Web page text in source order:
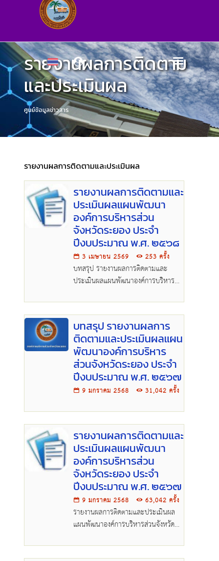
รายงานผลการติดตาม
และประเมินผล
ศูนย์ข้อมูลข่าวสาร
รายงานผลการติดตามและประเมินผล
รายงานผลการติดตามและ
ประเมินผลแผนพัฒนา
องค์การบริหารส่วน
จังหวัดระยอง ประจำ
ปีงบประมาณ พ.ศ. ๒๕๖๘
3 เมษายน 2569 253 ครั้ง
บทสรุป รายงานผลการติดตามและ
ประเมินผลแผนพัฒนาองค์การบริหาร
พ.ศ. ๒๕๖๘รายงานผลการติดตามและ
ประเมินผลแผนพัฒนาองค์การบริหาร
ส่วนจังหวัดระยอง ประจำปีงบประมาณ
พ.ศ. ๒๕๖๘
บทสรุป รายงานผลการ
ติดตามและประเมินผลแผน
พัฒนาองค์การบริหาร
ส่วนจังหวัดระยอง ประจำ
ปีงบประมาณ พ.ศ. ๒๕๖๗
9 มกราคม 2568 31,042 ครั้ง
รายงานผลการติดตามและ
ประเมินผลแผนพัฒนา
องค์การบริหารส่วน
จังหวัดระยอง ประจำ
ปีงบประมาณ พ.ศ. ๒๕๖๗
9 มกราคม 2568 63,042 ครั้ง
รายงานผลการติดตามและประเมินผล
แผนพัฒนาองค์การบริหารส่วนจังหวัด